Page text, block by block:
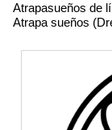
Atrapasueños de
Atrapa sueños